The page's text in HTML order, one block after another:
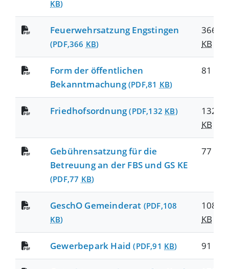
KB)
Feuerwehrsatzung Engstingen
(PDF,366 KB)
366
KB
Form der öffentlichen
Bekanntmachung(PDF,81 KB)
81
Friedhofsordnung(PDF,132 KB)
132
KB
Gebührensatzung für die
Betreuung an der FBS und GS KE
(PDF,77 KB)
77
GeschO Gemeinderat (PDF,108
KB)
108
KB
Gewerbepark Haid(PDF,91 KB) 91